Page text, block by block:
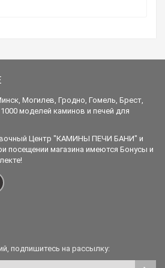
Могилев, Гродно, Гомель, Брест,
моделей каминов и печей для
Центр "КАМИНЫ ПЕЧИ БАНИ" и
посещении магазина имеются Бонусы и
подпишитесь на рассылку: